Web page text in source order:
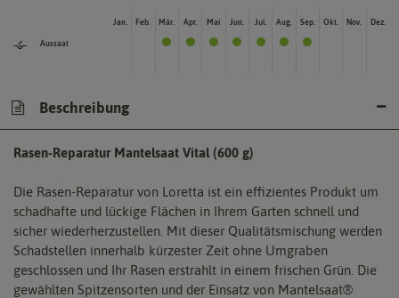
Aussaat
Jan. Feb. Mär. Apr. Mai Jun. Jul. Aug. Sep. Okt. Nov. Dez.
Beschreibung
Rasen-Reparatur Mantelsaat Vital (600 g)
Die Rasen-Reparatur von Loretta ist ein effizientes Produkt um
schadhafte und lückige Flächen in Ihrem Garten schnell und
sicher wiederherzustellen. Mit dieser Qualitätsmischung werden
Schadstellen innerhalb kürzester Zeit ohne Umgraben
geschlossen und Ihr Rasen erstrahlt in einem frischen Grün. Die
gewählten Spitzensorten und der Einsatz von Mantelsaat®